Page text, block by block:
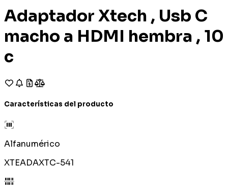
Adaptador Xtech , Usb C
macho a HDMI hembra , 10
c
Características del producto
Alfanumérico
XTEADAXTC-541